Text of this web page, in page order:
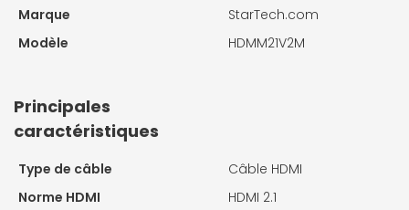
Marque
StarTech.com
Modèle
HDMM21V2M
Principales
caractéristiques
Type de câble
Câble HDMI
Norme HDMI
HDMI 2.1